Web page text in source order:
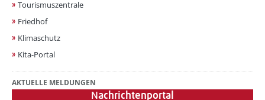
Tourismuszentrale
Friedhof
Klimaschutz
Kita-Portal
AKTUELLE MELDUNGEN
Nachrichtenportal